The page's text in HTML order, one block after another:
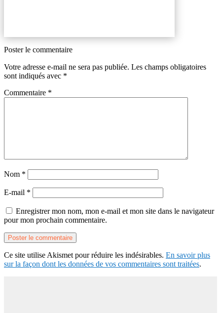
Poster le commentaire
Votre adresse e-mail ne sera pas publiée. Les champs obligatoires
sont indiqués avec *
Commentaire *
Nom *
E-mail *
Enregistrer mon nom, mon e-mail et mon site dans le navigateur
pour mon prochain commentaire.
Ce site utilise Akismet pour réduire les indésirables. En savoir plus
sur la façon dont les données de vos commentaires sont traitées.